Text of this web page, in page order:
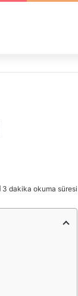
3 dakika okuma süresi